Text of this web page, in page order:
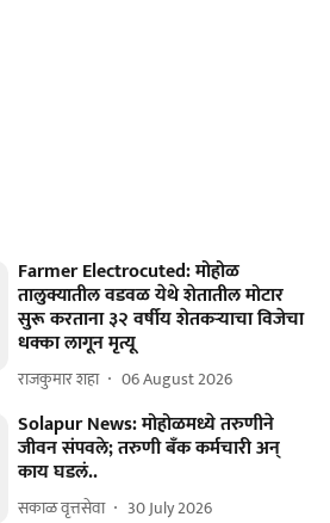
Farmer Electrocuted: मोहोळ
तालुक्यातील वडवळ येथे शेतातील मोटार
सुरू करताना ३२ वर्षीय शेतकऱ्याचा विजेचा
धक्का लागून मृत्यू
राजकुमार शहा 06 August 2026
Solapur News: मोहोळमध्ये तरुणीने
जीवन संपवले; तरुणी बँक कर्मचारी अन्
काय घडलं..
सकाळ वृत्तसेवा 30 July 2026